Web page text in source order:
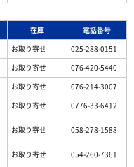
在庫
電話番号
お取り寄せ
025-288-0151
お取り寄せ
076-420-5440
お取り寄せ
076-214-3007
お取り寄せ 0776-33-6412
お取り寄せ 058-278-1588
お取り寄せ
054-260-7361